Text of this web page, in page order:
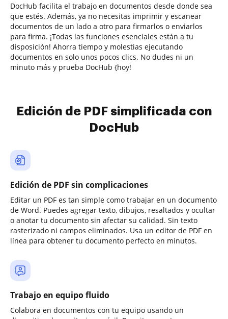
DocHub facilita el trabajo en documentos desde donde sea
que estés. Además, ya no necesitas imprimir y escanear
documentos de un lado a otro para firmarlos o enviarlos
para firma. ¡Todas las funciones esenciales están a tu
disposición! Ahorra tiempo y molestias ejecutando
documentos en solo unos pocos clics. No dudes ni un
minuto más y prueba DocHub {hoy!
Edición de PDF simplificada con
DocHub
Edición de PDF sin complicaciones
Editar un PDF es tan simple como trabajar en un documento
de Word. Puedes agregar texto, dibujos, resaltados y ocultar
o anotar tu documento sin afectar su calidad. Sin texto
rasterizado ni campos eliminados. Usa un editor de PDF en
línea para obtener tu documento perfecto en minutos.
Trabajo en equipo fluido
Colabora en documentos con tu equipo usando un